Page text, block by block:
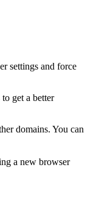
settings and force
get a better
domains. You can
a new browser